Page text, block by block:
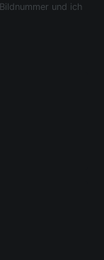
und ich